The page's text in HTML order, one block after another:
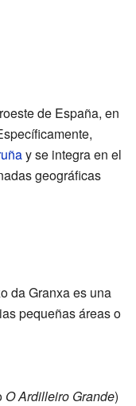
de España, en
y se integra en el
geográficas
da Granxa es una
pequeñas áreas o
O Ardilleiro Grande)